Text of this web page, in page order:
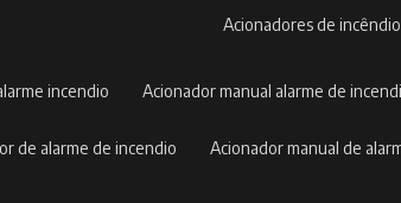
acionadores de incêndio
incendio acionador manual alarme de
de alarme de incendio acionador manual de